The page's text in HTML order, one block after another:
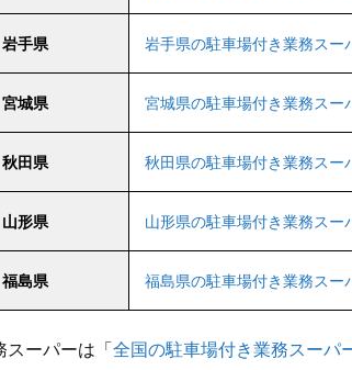
岩手県 岩手県の駐車場付き業務スー
宮城県 宮城県の駐車場付き業務スー
秋田県 秋田県の駐車場付き業務スー
山形県 山形県の駐車場付き業務スー
福島県 福島県の駐車場付き業務スー
スーパーは「全国の駐車場付き業務スーパ